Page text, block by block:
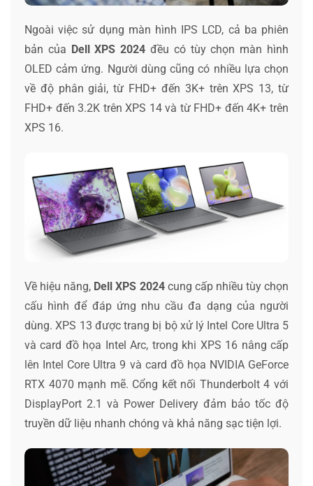
Ngoài việc sử dụng màn hình IPS LCD, cả ba phiên
bản của Dell XPS 2024 đều có tùy chọn màn hình
OLED cảm ứng. Người dùng cũng có nhiều lựa chọn
về độ phân giải, từ FHD+ đến 3K+ trên XPS 13, từ
FHD+ đến 3.2K trên XPS 14 và từ FHD+ đến 4K+ trên
XPS 16.
Về hiệu năng, Dell XPS 2024cung cấp nhiều tùy chọn
cấu hình để đáp ứng nhu cầu đa dạng của người
dùng. XPS 13 được trang bị bộ xử lý Intel Core Ultra 5
và card đồ họa Intel Arc, trong khi XPS 16 nâng cấp
lên Intel Core Ultra 9 và card đồ họa NVIDIA GeForce
RTX 4070 mạnh mẽ. Cổng kết nối Thunderbolt 4 với
DisplayPort 2.1 và Power Delivery đảm bảo tốc độ
truyền dữ liệu nhanh chóng và khả năng sạc tiện lợi.